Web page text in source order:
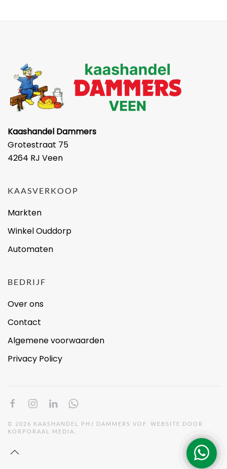
Kaashandel Dammers
Grotestraat 75
4264 RJ Veen
KAASVERKOOP
Markten
Winkel Ouddorp
Automaten
BEDRIJF
Over ons
Contact
Algemene voorwaarden
Privacy Policy
© 2026 KAASHANDEL PHJ DAMMERS VOF. WEBSITE DOOR
KORPORAAL MEDIA